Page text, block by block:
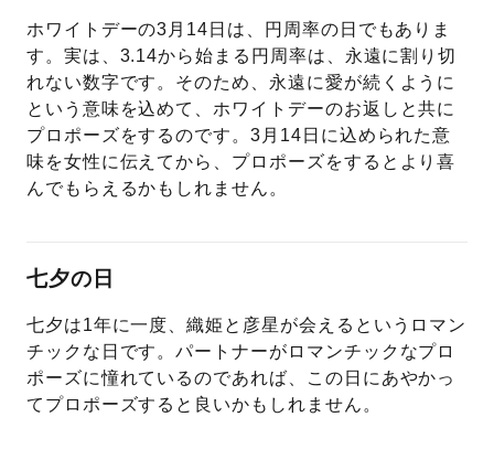
ホワイトデーの3月14日は、円周率の日でもありま
す。実は、3.14から始まる円周率は、永遠に割り切
れない数字です。そのため、永遠に愛が続くように
という意味を込めて、ホワイトデーのお返しと共に
プロポーズをするのです。3月14日に込められた意
味を女性に伝えてから、プロポーズをするとより喜
んでもらえるかもしれません。
七夕の日
七夕は1年に一度、織姫と彦星が会えるというロマン
チックな日です。パートナーがロマンチックなプロ
ポーズに憧れているのであれば、この日にあやかっ
てプロポーズすると良いかもしれません。